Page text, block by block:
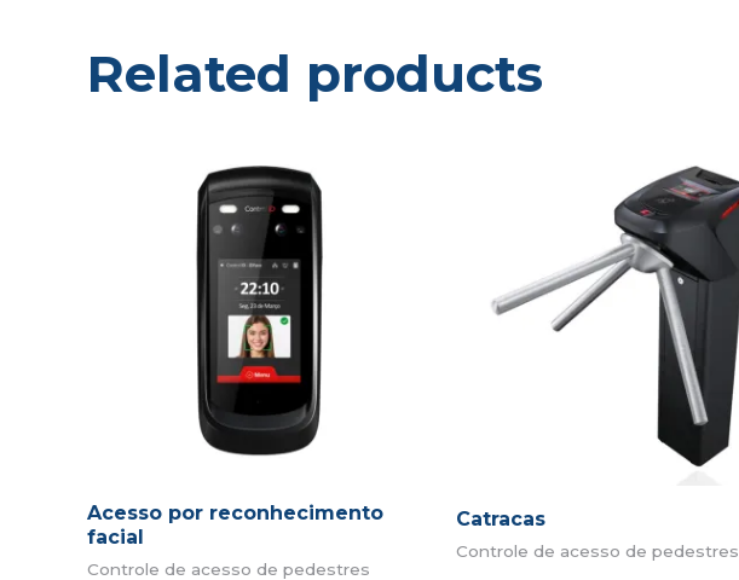
Related products
Acesso por reconhecimento
facial
Controle de acesso de pedestres
Catracas
Controle de acesso de pedestres